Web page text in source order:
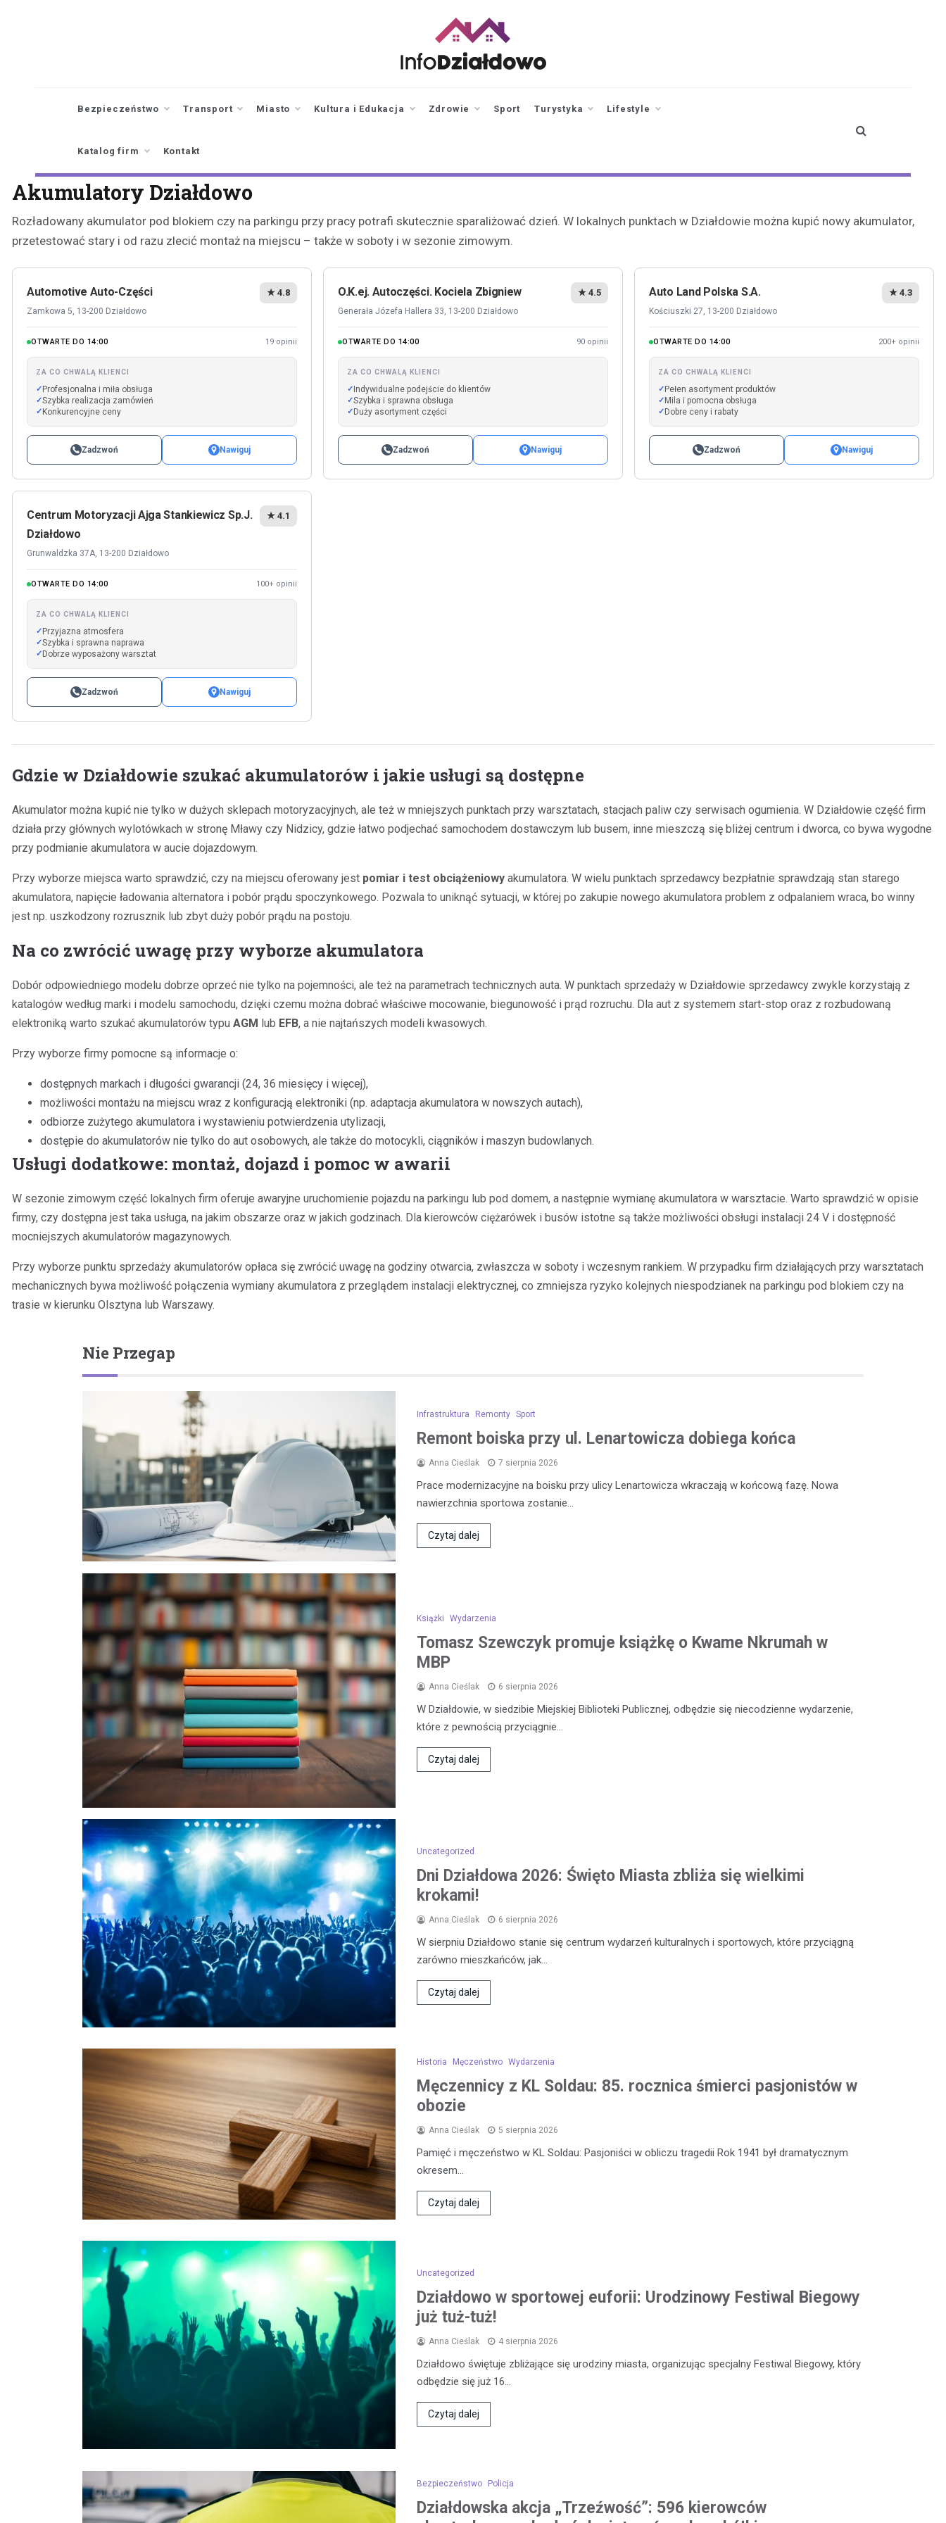
Bezpieczeństwo Transport Miasto Kultura i Edukacja Zdrowie Sport Turystyka Lifestyle
Katalog firm Kontakt
Akumulatory Działdowo
Rozładowany akumulator pod blokiem czy na parkingu przy pracy potrafi skutecznie sparaliżować dzień. W lokalnych punktach w Działdowie można kupić nowy akumulator,
przetestować stary i od razu zlecić montaż na miejscu – także w soboty i w sezonie zimowym.
Automotive Auto-Części
Zamkowa 5, 13-200 Działdowo
★ 4.8
OTWARTE DO 14:00 19 opinii
ZA CO CHWALĄ KLIENCI
Profesjonalna i miła obsługa
Szybka realizacja zamówień
Konkurencyjne ceny
Zadzwoń Nawiguj
O.K.ej. Autoczęści. Kociela Zbigniew
Generała Józefa Hallera 33, 13-200 Działdowo
★ 4.5
OTWARTE DO 14:00 90 opinii
ZA CO CHWALĄ KLIENCI
Indywidualne podejście do klientów
Szybka i sprawna obsługa
Duży asortyment części
Zadzwoń Nawiguj
Auto Land Polska S.A.
Kościuszki 27, 13-200 Działdowo
★ 4.3
OTWARTE DO 14:00 200+ opinii
ZA CO CHWALĄ KLIENCI
Pełen asortyment produktów
Mila i pomocna obsługa
Dobre ceny i rabaty
Zadzwoń Nawiguj
Centrum Motoryzacji Ajga Stankiewicz Sp.J.
Działdowo
Grunwaldzka 37A, 13-200 Działdowo
★ 4.1
OTWARTE DO 14:00 100+ opinii
ZA CO CHWALĄ KLIENCI
Przyjazna atmosfera
Szybka i sprawna naprawa
Dobrze wyposażony warsztat
Zadzwoń Nawiguj
Gdzie w Działdowie szukać akumulatorów i jakie usługi są dostępne
Akumulator można kupić nie tylko w dużych sklepach motoryzacyjnych, ale też w mniejszych punktach przy warsztatach, stacjach paliw czy serwisach ogumienia. W Działdowie część firm
działa przy głównych wylotówkach w stronę Mławy czy Nidzicy, gdzie łatwo podjechać samochodem dostawczym lub busem, inne mieszczą się bliżej centrum i dworca, co bywa wygodne
przy podmianie akumulatora w aucie dojazdowym.
Przy wyborze miejsca warto sprawdzić, czy na miejscu oferowany jest pomiar i test obciążeniowy akumulatora. W wielu punktach sprzedawcy bezpłatnie sprawdzają stan starego
akumulatora, napięcie ładowania alternatora i pobór prądu spoczynkowego. Pozwala to uniknąć sytuacji, w której po zakupie nowego akumulatora problem z odpalaniem wraca, bo winny
jest np. uszkodzony rozrusznik lub zbyt duży pobór prądu na postoju.
Na co zwrócić uwagę przy wyborze akumulatora
Dobór odpowiedniego modelu dobrze oprzeć nie tylko na pojemności, ale też na parametrach technicznych auta. W punktach sprzedaży w Działdowie sprzedawcy zwykle korzystają z
katalogów według marki i modelu samochodu, dzięki czemu można dobrać właściwe mocowanie, biegunowość i prąd rozruchu. Dla aut z systemem start-stop oraz z rozbudowaną
elektroniką warto szukać akumulatorów typu AGM lub EFB, a nie najtańszych modeli kwasowych.
Przy wyborze firmy pomocne są informacje o:
dostępnych markach i długości gwarancji (24, 36 miesięcy i więcej),
możliwości montażu na miejscu wraz z konfiguracją elektroniki (np. adaptacja akumulatora w nowszych autach),
odbiorze zużytego akumulatora i wystawieniu potwierdzenia utylizacji,
dostępie do akumulatorów nie tylko do aut osobowych, ale także do motocykli, ciągników i maszyn budowlanych.
Usługi dodatkowe: montaż, dojazd i pomoc w awarii
W sezonie zimowym część lokalnych firm oferuje awaryjne uruchomienie pojazdu na parkingu lub pod domem, a następnie wymianę akumulatora w warsztacie. Warto sprawdzić w opisie
firmy, czy dostępna jest taka usługa, na jakim obszarze oraz w jakich godzinach. Dla kierowców ciężarówek i busów istotne są także możliwości obsługi instalacji 24 V i dostępność
mocniejszych akumulatorów magazynowych.
Przy wyborze punktu sprzedaży akumulatorów opłaca się zwrócić uwagę na godziny otwarcia, zwłaszcza w soboty i wczesnym rankiem. W przypadku firm działających przy warsztatach
mechanicznych bywa możliwość połączenia wymiany akumulatora z przeglądem instalacji elektrycznej, co zmniejsza ryzyko kolejnych niespodzianek na parkingu pod blokiem czy na
trasie w kierunku Olsztyna lub Warszawy.
Nie Przegap
Infrastruktura Remonty Sport
Remont boiska przy ul. Lenartowicza dobiega końca
Anna Cieślak 7 sierpnia 2026
Prace modernizacyjne na boisku przy ulicy Lenartowicza wkraczają w końcową fazę. Nowa
nawierzchnia sportowa zostanie…
Czytaj dalej
Książki Wydarzenia
Tomasz Szewczyk promuje książkę o Kwame Nkrumah w
MBP
Anna Cieślak 6 sierpnia 2026
W Działdowie, w siedzibie Miejskiej Biblioteki Publicznej, odbędzie się niecodzienne wydarzenie,
które z pewnością przyciągnie…
Czytaj dalej
Uncategorized
Dni Działdowa 2026: Święto Miasta zbliża się wielkimi
krokami!
Anna Cieślak 6 sierpnia 2026
W sierpniu Działdowo stanie się centrum wydarzeń kulturalnych i sportowych, które przyciągną
zarówno mieszkańców, jak…
Czytaj dalej
Historia Męczeństwo Wydarzenia
Męczennicy z KL Soldau: 85. rocznica śmierci pasjonistów w
obozie
Anna Cieślak 5 sierpnia 2026
Pamięć i męczeństwo w KL Soldau: Pasjoniści w obliczu tragedii Rok 1941 był dramatycznym
okresem…
Czytaj dalej
Uncategorized
Działdowo w sportowej euforii: Urodzinowy Festiwal Biegowy
już tuż-tuż!
Anna Cieślak 4 sierpnia 2026
Działdowo świętuje zbliżające się urodziny miasta, organizując specjalny Festiwal Biegowy, który
odbędzie się już 16…
Czytaj dalej
Bezpieczeństwo Policja
Działdowska akcja „Trzeźwość”: 596 kierowców